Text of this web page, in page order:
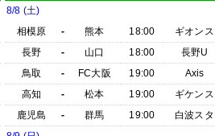
8/8 (土)
相模原
- 熊本 18:00
ギオンス
長野
- 山口 18:00
長野U
鳥取
- FC大阪 19:00
Axis
高知
- 松本 19:00
ギケンス
鹿児島
- 群馬 19:00
白波スタ